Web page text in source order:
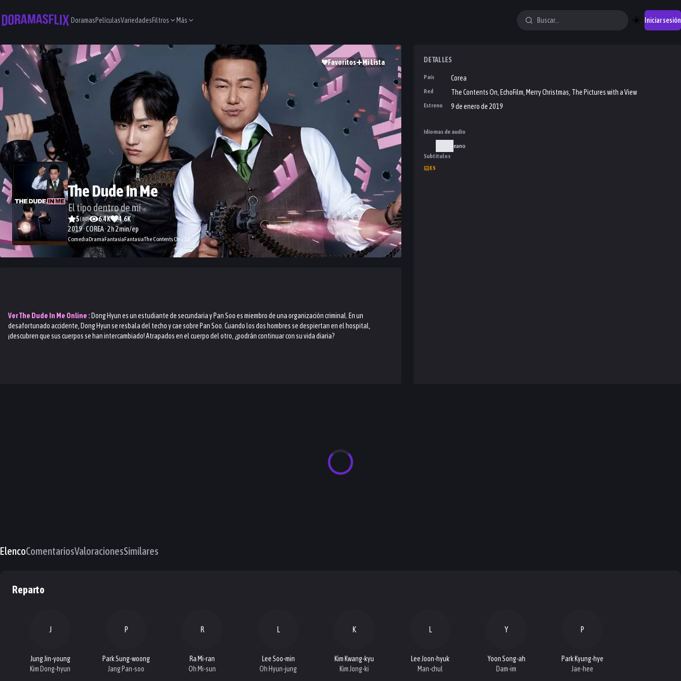
DoramasPelículasVariedadesFiltros Más Iniciar sesión
Favoritos Mi Lista
The Dude In Me
El tipo dentro de mí
5(80) 6.4K
4.6K
2019 · COREA · 2h 2min/ep
ComediaDramaFantasíaFantasiaThe Contents On+12
VerThe Dude In Me Online : Dong Hyun es un estudiante de secundaria y Pan Soo es miembro de una organización criminal. En un
desafortunado accidente, Dong Hyun se resbala del techo y cae sobre Pan Soo. Cuando los dos hombres se despiertan en el hospital,
¡descubren que sus cuerpos se han intercambiado! Atrapados en el cuerpo del otro, ¿podrán continuar con su vida diaria?
DETALLES
País Corea
Red The Contents On, EchoFilm, Merry Christmas, The Pictures with a View
Estreno 9 de enero de 2019
Idiomas de audio
Coreano
Subtítulos
ES
ElencoComentariosValoracionesSimilares
Reparto
J
Jung Jin-young
Kim Dong-hyun
P
Park Sung-woong
Jang Pan-soo
R
Ra Mi-ran
Oh Mi-sun
L
Lee Soo-min
Oh Hyun-jung
K
Kim Kwang-kyu
Kim Jong-ki
L
Lee Joon-hyuk
Man-chul
Y
Yoon Song-ah
Dam-im
P
Park Kyung-hye
Jae-hee